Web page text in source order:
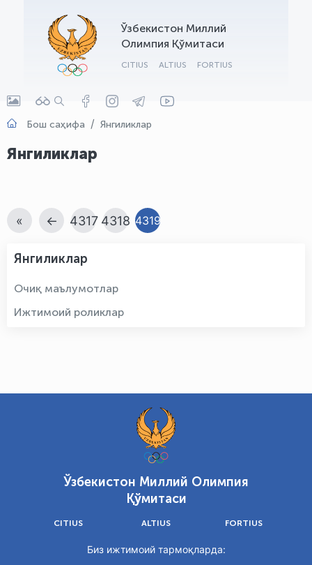
Ўзбекистон Миллий
Олимпия Қўмитаси
CITIUS ALTIUS FORTIUS
Бош саҳифа Янгиликлар
Янгиликлар
« ← 4317 4318 4319
Янгиликлар
Очиқ маълумотлар
Ижтимоий роликлар
Ўзбекистон Миллий Олимпия
Қўмитаси
CITIUS ALTIUS FORTIUS
Биз ижтимоий тармоқларда:
OLYMPCHIK AI - yordamchi
Онлайн · olympic.uz